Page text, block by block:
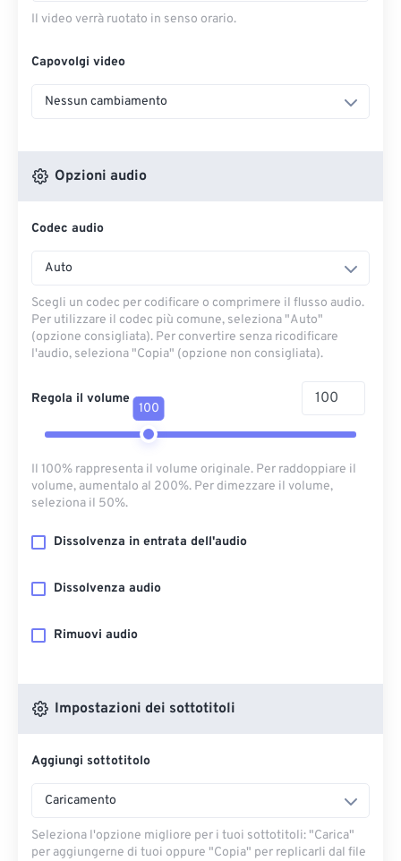
Il video verrà ruotato in senso orario.
Capovolgi video
Nessun cambiamento
Opzioni audio
Codec audio
Auto
Scegli un codec per codificare o comprimere il flusso audio.
Per utilizzare il codec più comune, seleziona "Auto"
(opzione consigliata). Per convertire senza ricodificare
l'audio, seleziona "Copia" (opzione non consigliata).
Regola il volume
100
Il 100% rappresenta il volume originale. Per raddoppiare il
volume, aumentalo al 200%. Per dimezzare il volume,
seleziona il 50%.
Dissolvenza in entrata dell'audio
Dissolvenza audio
Rimuovi audio
Impostazioni dei sottotitoli
Aggiungi sottotitolo
Caricamento
Seleziona l'opzione migliore per i tuoi sottotitoli: "Carica" ​​
per aggiungerne di tuoi oppure "Copia" per replicarli dal file